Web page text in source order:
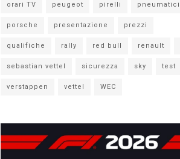
orari TV peugeot pirelli pneumatici
porsche presentazione prezzi
qualifiche rally red bull renault
sebastian vettel sicurezza sky test
verstappen vettel WEC